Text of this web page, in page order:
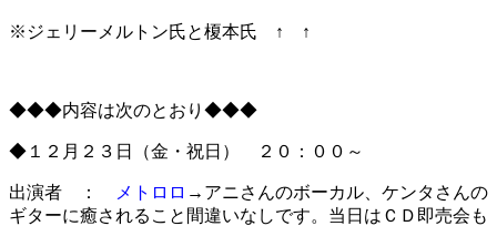
※ジェリーメルトン氏と榎本氏 ↑ ↑
◆◆◆内容は次のとおり◆◆◆
◆１２月２３日（金・祝日） ２０：００～
出演者 ： メトロロ →アニさんのボーカル、ケンタさんの
ギターに癒されること間違いなしです。当日はＣＤ即売会も